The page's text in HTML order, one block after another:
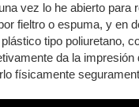
vez lo he abierto para
fieltro o espuma, y en
tipo poliuretano,
da la
físicamente